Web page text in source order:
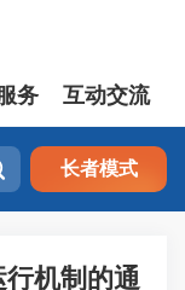
务 互动交流
长者模式
行机制的通